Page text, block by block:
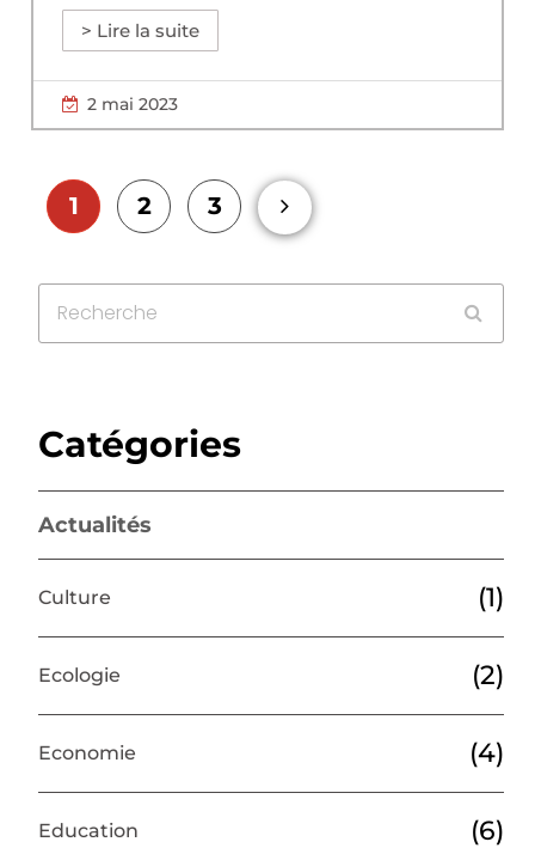
> Lire la suite
2 mai 2023
1 2 3
Catégories
Actualités
Culture (1)
Ecologie (2)
Economie (4)
Education (6)